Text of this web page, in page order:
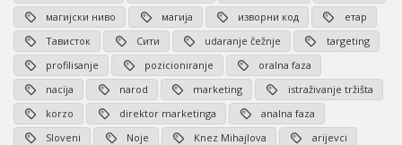
магијски ниво
магија изворни код
етар
Тависток
Сити udaranje čežnje
targeting
profilisanje
pozicioniranje
oralna faza
nacija
narod marketing
istraživanje tržišta
korzo
direktor marketinga
analna faza
Sloveni
Noje Knez Mihajlova
arijevci